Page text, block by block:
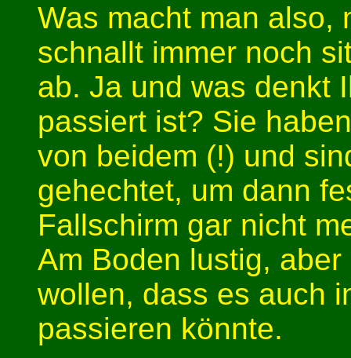
Was macht man also,
schnallt immer noch
ab. Ja und was denkt
passiert ist? Sie
von beidem (!) und
gehechtet, um dann
Fallschirm gar nicht
Am Boden lustig,
wollen, dass es auch
passieren könnte.